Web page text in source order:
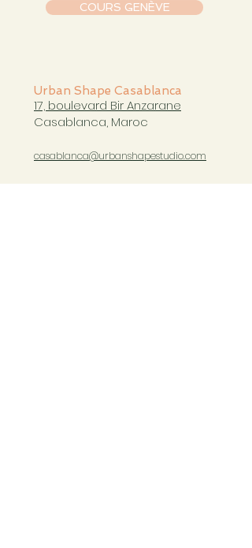
COURS GENÈVE
Urban Shape Casablanca
17, boulevard Bir Anzarane
Casablanca, Maroc
casablanca@urbanshapestudio.com